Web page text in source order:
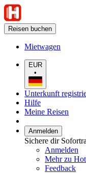
Reisen buchen
Mietwagen
EUR
•
Unterkunft
Hilfe
Meine Reisen
Anmelden
Sichere dir
Anmelden
Mehr zu
Feedback